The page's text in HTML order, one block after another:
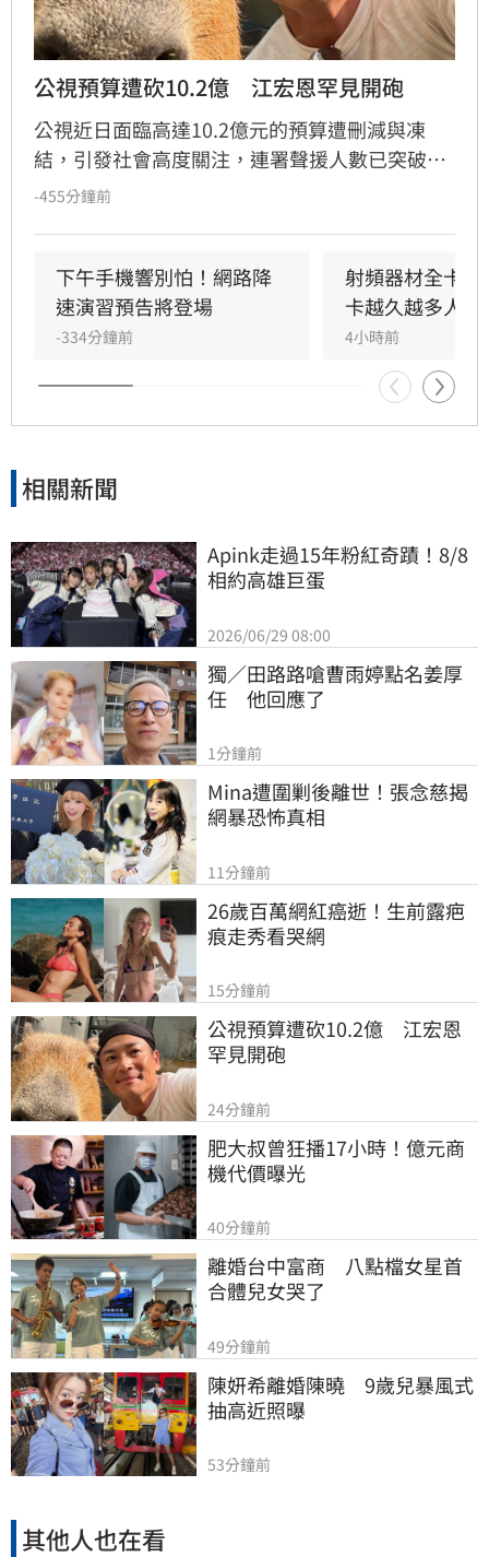
公視預算遭砍10.2億　江宏恩罕見開砲
公視近日面臨高達10.2億元的預算遭刪減與凍
結，引發社會高度關注，連署聲援人數已突破15
萬人。藝人江宏恩日前針對「董事長樂團」林大
言論迅速掀起網友熱議。江宏恩過去憑藉經典八
點檔《飛龍在天》走紅，此次對於公共議題的直
率表態，不僅吸引大批粉絲按讚支持，也讓外界
關注到他平時在社群平台對時事議題的鮮明立
場。此事件反映出公視預算爭議已從立法院延燒
至演藝圈，持續引發大眾對於媒體自主與公共資
-455分鐘前
下午手機響別怕！網路降
速演習預告將登場
-334分鐘前
射頻器材全卡關
卡越久越多人受
4小時前
相關新聞
Apink走過15年粉紅奇蹟！8/8
相約高雄巨蛋
2026/06/29 08:00
獨／田路路嗆曹雨婷點名姜厚
任　他回應了
1分鐘前
Mina遭圍剿後離世！張念慈揭
網暴恐怖真相
11分鐘前
26歲百萬網紅癌逝！生前露疤
痕走秀看哭網
15分鐘前
公視預算遭砍10.2億　江宏恩
罕見開砲
24分鐘前
肥大叔曾狂播17小時！億元商
機代價曝光
40分鐘前
離婚台中富商　八點檔女星首
合體兒女哭了
49分鐘前
陳妍希離婚陳曉　9歲兒暴風式
抽高近照曝
53分鐘前
其他人也在看